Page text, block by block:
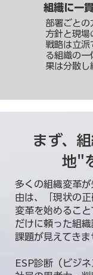
組織に一
部署ごとの
方針と現場
戦略は立派
る組織の一
果は分散し
まず、
地"
多くの組織変革
由は、「現状の
変革を始めること
だけに頼った組
課題が見えてきま
ESP診断（ビジ